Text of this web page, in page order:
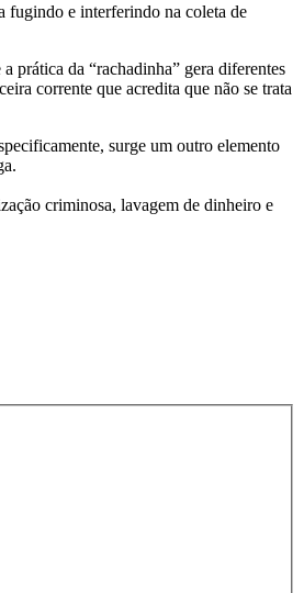
fugindo e interferindo na coleta de
prática da “rachadinha” gera diferentes
corrente que acredita que não se trata
surge um outro elemento
criminosa, lavagem de dinheiro e